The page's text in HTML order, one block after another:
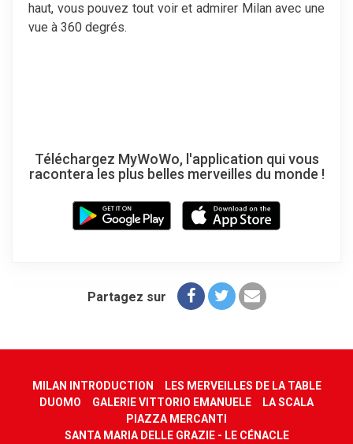
haut, vous pouvez tout voir et admirer Milan avec une
vue à 360 degrés.
Téléchargez MyWoWo, l'application qui vous
racontera les plus belles merveilles du monde !
Partagez sur
MILAN INTRODUCTION
LES MERVEILLES DE LA TABLE
DUOMO
GALERIE VITTORIO EMANUELE
LA SCALA
PIAZZA MERCANTI
SANTA MARIA DELLE GRAZIE - LE CÉNACLE